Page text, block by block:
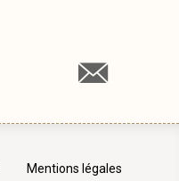
Mentions légales